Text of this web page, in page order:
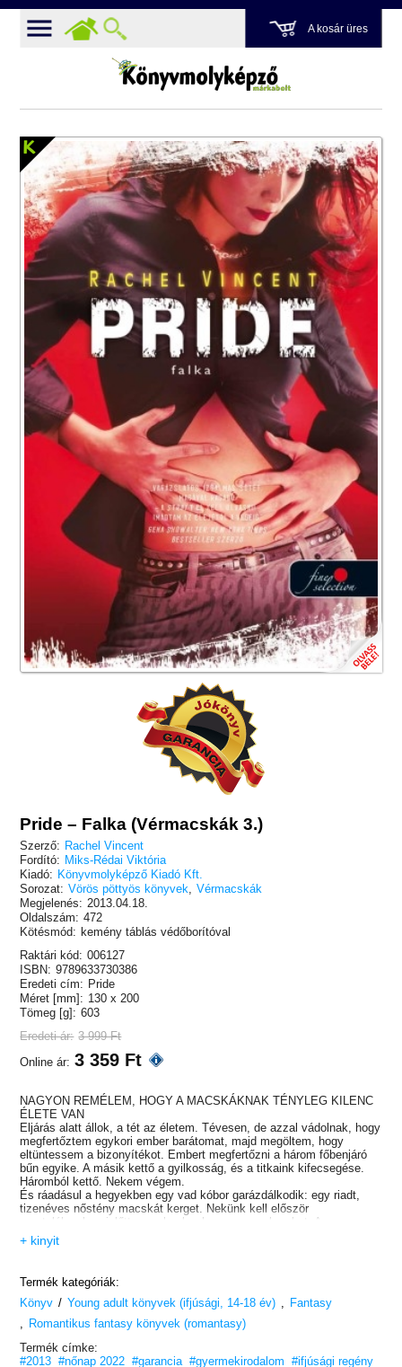
A kosár üres
Pride – Falka (Vérmacskák 3.)
Szerző: Rachel Vincent
Fordító: Miks-Rédai Viktória
Kiadó: Könyvmolyképző Kiadó Kft.
Sorozat: Vörös pöttyös könyvek
Vérmacskák
Megjelenés: 2013.04.18.
Oldalszám: 472
Kötésmód: kemény táblás védőborítóval
Raktári kód: 006127
ISBN: 9789633730386
Eredeti cím: Pride
Méret [mm]: 130 x 200
Tömeg [g]: 603
Eredeti ár: 3 999 Ft
Online ár: 3 359 Ft
NAGYON REMÉLEM, HOGY A MACSKÁKNAK TÉNYLEG KILENC
ÉLETE VAN
Eljárás alatt állok, a tét az életem. Tévesen, de azzal vádolnak, hogy
megfertőztem egykori ember barátomat, majd megöltem, hogy
eltüntessem a bizonyítékot. Embert megfertőzni a három főbenjáró
bűn egyike. A másik kettő a gyilkosság, és a titkaink kifecsegése.
Háromból kettő. Nekem végem.
És ráadásul a hegyekben egy vad kóbor garázdálkodik: egy riadt,
tizenéves nőstény macskát kerget. Nekünk kell először
megtalálnunk, mielőtt a nyakunkra hozza az embereket. A
szerelmem, Marc segítségével, úgy hiszem, meg tudom menteni a
sebezhető lányt a nagyratörő kóbortól, és a Területek Tanácsának
Amennyiben a saját peremet túlélem…
+ kinyit
Termék kategóriák:
Könyv / Young adult könyvek (ifjúsági, 14-18 év)
Fantasy
Romantikus fantasy könyvek (romantasy)
Termék címke:
#2013 #nőnap 2022 #garancia #gyermekirodalom
#ifjúsági regény